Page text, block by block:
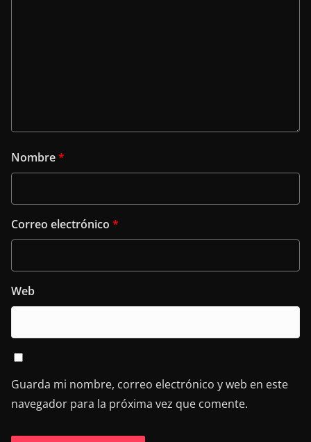
Nombre*
Correo electrónico *
Web
Guarda mi nombre, correo electrónico y web en este
navegador para la próxima vez que comente.